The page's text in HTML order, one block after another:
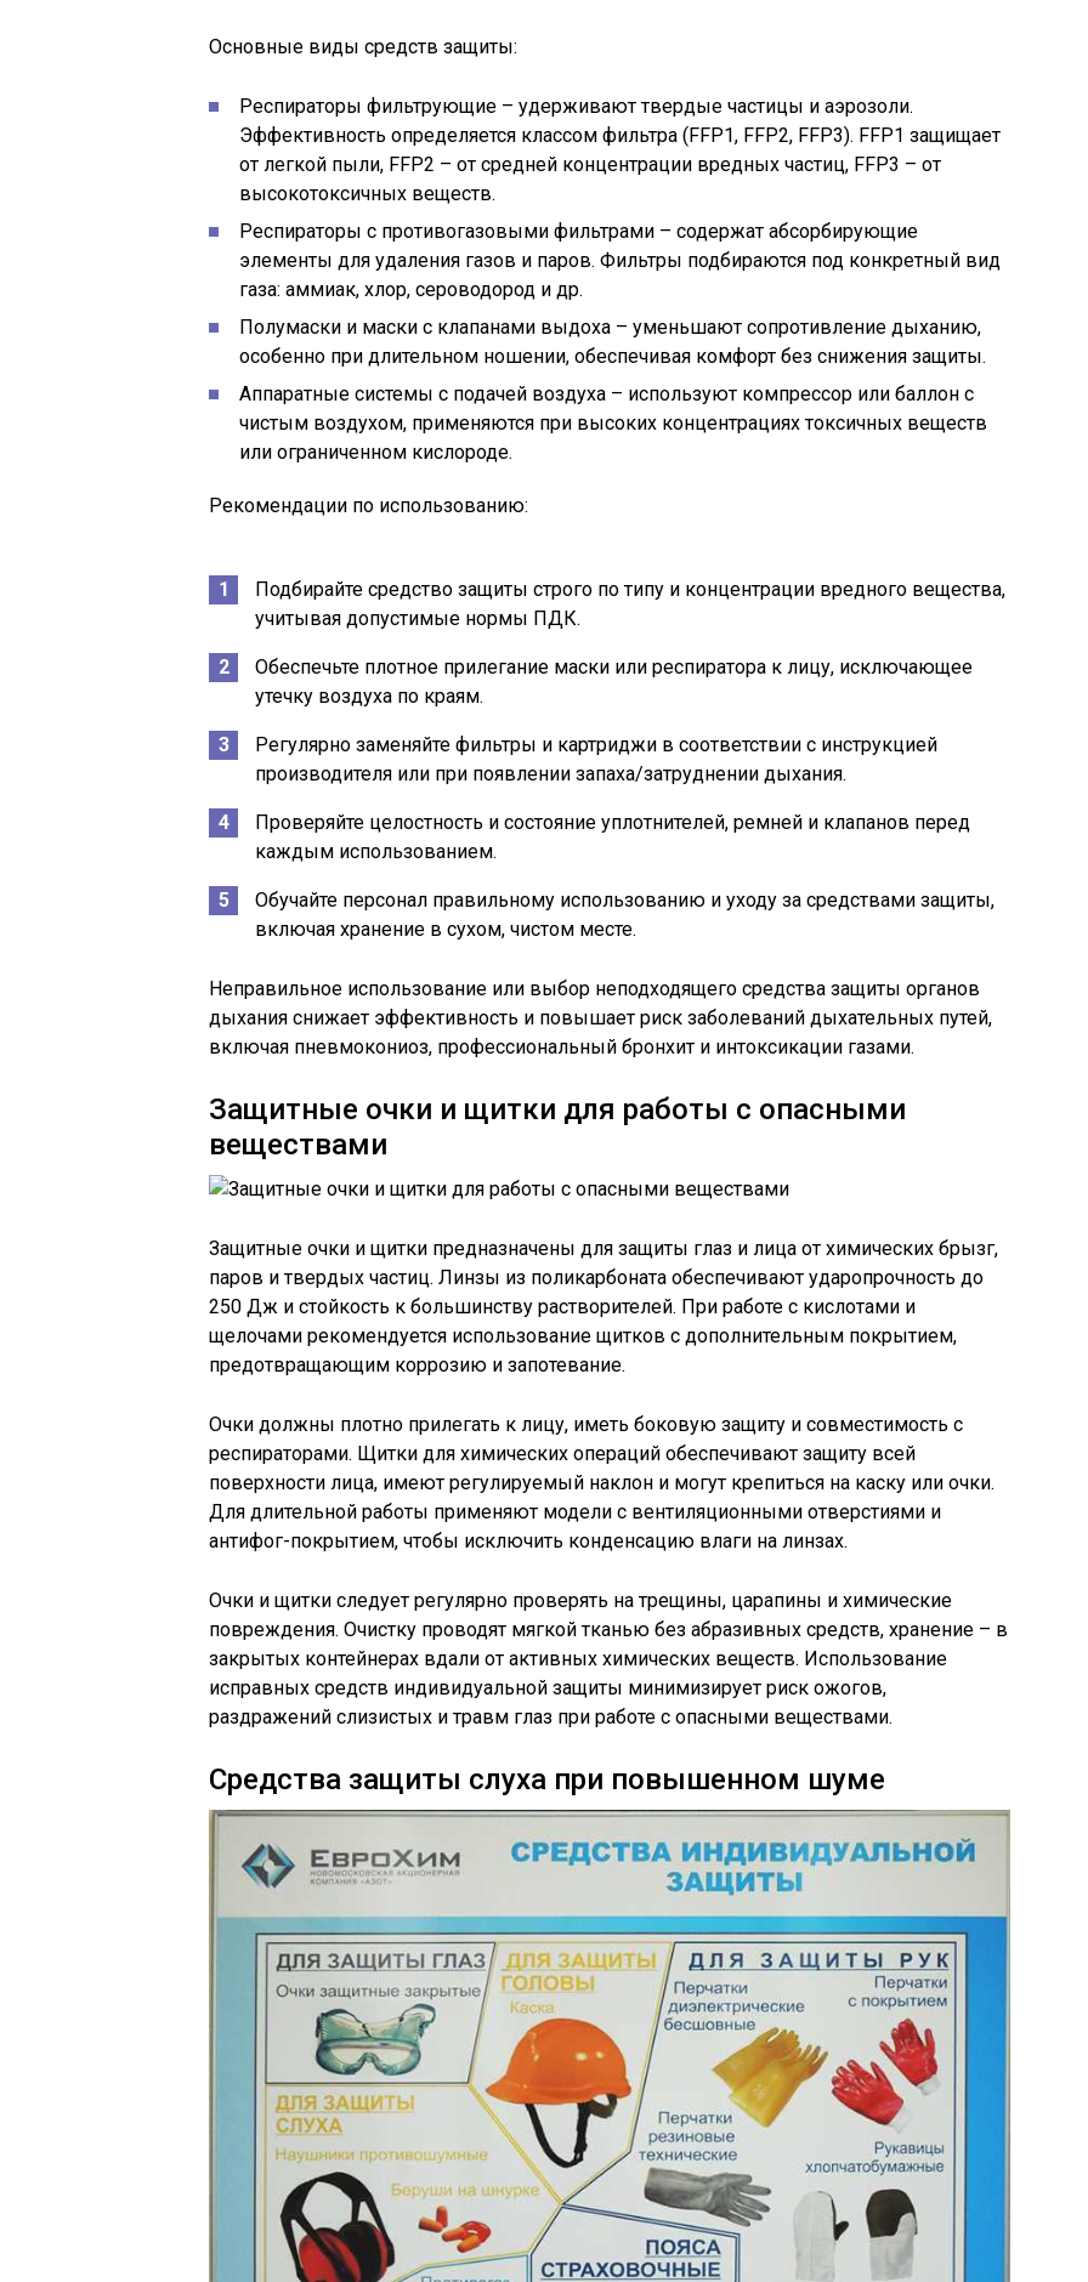
Основные виды средств защиты:
Респираторы фильтрующие – удерживают твердые частицы и аэрозоли.
Эффективность определяется классом фильтра (FFP1, FFP2, FFP3). FFP1 защищает
от легкой пыли, FFP2 – от средней концентрации вредных частиц, FFP3 – от
высокотоксичных веществ.
Респираторы с противогазовыми фильтрами – содержат абсорбирующие
элементы для удаления газов и паров. Фильтры подбираются под конкретный вид
газа: аммиак, хлор, сероводород и др.
Полумаски и маски с клапанами выдоха – уменьшают сопротивление дыханию,
особенно при длительном ношении, обеспечивая комфорт без снижения защиты.
Аппаратные системы с подачей воздуха – используют компрессор или баллон с
чистым воздухом, применяются при высоких концентрациях токсичных веществ
или ограниченном кислороде.
Рекомендации по использованию:
Подбирайте средство защиты строго по типу и концентрации вредного вещества,
учитывая допустимые нормы ПДК.
Обеспечьте плотное прилегание маски или респиратора к лицу, исключающее
утечку воздуха по краям.
Регулярно заменяйте фильтры и картриджи в соответствии с инструкцией
производителя или при появлении запаха/затруднении дыхания.
Проверяйте целостность и состояние уплотнителей, ремней и клапанов перед
каждым использованием.
Обучайте персонал правильному использованию и уходу за средствами защиты,
включая хранение в сухом, чистом месте.
Неправильное использование или выбор неподходящего средства защиты органов
дыхания снижает эффективность и повышает риск заболеваний дыхательных путей,
включая пневмокониоз, профессиональный бронхит и интоксикации газами.
Защитные очки и щитки для работы с опасными
веществами
Защитные очки и щитки предназначены для защиты глаз и лица от химических брызг,
паров и твердых частиц. Линзы из поликарбоната обеспечивают ударопрочность до
250 Дж и стойкость к большинству растворителей. При работе с кислотами и
щелочами рекомендуется использование щитков с дополнительным покрытием,
предотвращающим коррозию и запотевание.
Очки должны плотно прилегать к лицу, иметь боковую защиту и совместимость с
респираторами. Щитки для химических операций обеспечивают защиту всей
поверхности лица, имеют регулируемый наклон и могут крепиться на каску или очки.
Для длительной работы применяют модели с вентиляционными отверстиями и
антифог-покрытием, чтобы исключить конденсацию влаги на линзах.
Очки и щитки следует регулярно проверять на трещины, царапины и химические
повреждения. Очистку проводят мягкой тканью без абразивных средств, хранение – в
закрытых контейнерах вдали от активных химических веществ. Использование
исправных средств индивидуальной защиты минимизирует риск ожогов,
раздражений слизистых и травм глаз при работе с опасными веществами.
Средства защиты слуха при повышенном шуме